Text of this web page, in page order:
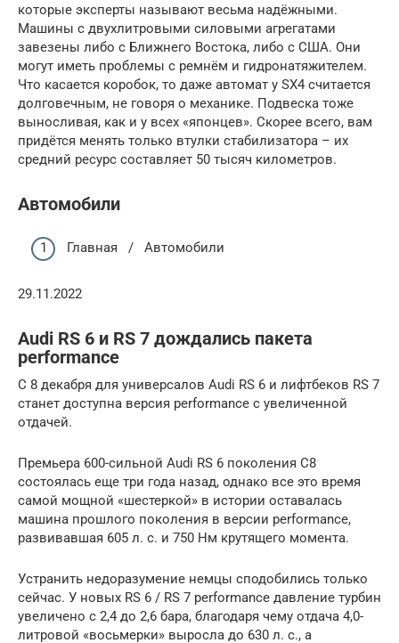
которые эксперты называют весьма надёжными.
Машины с двухлитровыми силовыми агрегатами
завезены либо с Ближнего Востока, либо с США. Они
могут иметь проблемы с ремнём и гидронатяжителем.
Что касается коробок, то даже автомат у SX4 считается
долговечным, не говоря о механике. Подвеска тоже
выносливая, как и у всех «японцев». Скорее всего, вам
придётся менять только втулки стабилизатора – их
средний ресурс составляет 50 тысяч километров.
Автомобили
Главная / Автомобили
29.11.2022
Audi RS 6 и RS 7 дождались пакета
performance
C 8 декабря для универсалов Audi RS 6 и лифтбеков RS 7
станет доступна версия performance с увеличенной
отдачей.
Премьера 600-сильной Audi RS 6 поколения C8
состоялась еще три года назад, однако все это время
самой мощной «шестеркой» в истории оставалась
машина прошлого поколения в версии performance,
развивавшая 605 л. с. и 750 Нм крутящего момента.
Устранить недоразумение немцы сподобились только
сейчас. У новых RS 6 / RS 7 performance давление турбин
увеличено с 2,4 до 2,6 бара, благодаря чему отдача 4,0-
литровой «восьмерки» выросла до 630 л. с., а